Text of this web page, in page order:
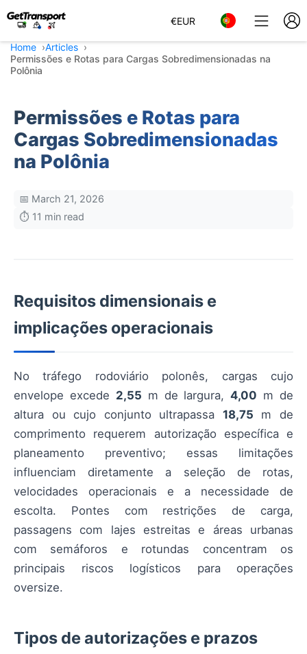
€EUR
Home
Articles
Permissões e Rotas para Cargas Sobredimensionadas na
Polônia
Permissões e Rotas para
Cargas Sobredimensionadas
na Polônia
📅 March 21, 2026
⏱️ 11 min read
Requisitos dimensionais e
implicações operacionais
No tráfego rodoviário polonês, cargas cujo
envelope excede 2,55 m de largura,4,00 m de
altura ou cujo conjunto ultrapassa 18,75 m de
comprimento requerem autorização específica e
planeamento preventivo; essas limitações
influenciam diretamente a seleção de rotas,
velocidades operacionais e a necessidade de
escolta. Pontes com restrições de carga,
passagens com lajes estreitas e áreas urbanas
com semáforos e rotundas concentram os
principais riscos logísticos para operações
oversize.
Tipos de autorizações e prazos